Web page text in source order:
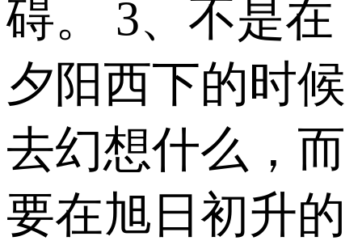
碍。 3、不是在
夕阳西下的时候
去幻想什么，而
要在旭日初升的